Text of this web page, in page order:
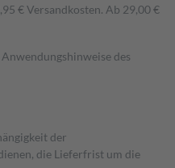
€ Versandkosten. Ab 29,00 €
des
der
die Lieferfrist um die